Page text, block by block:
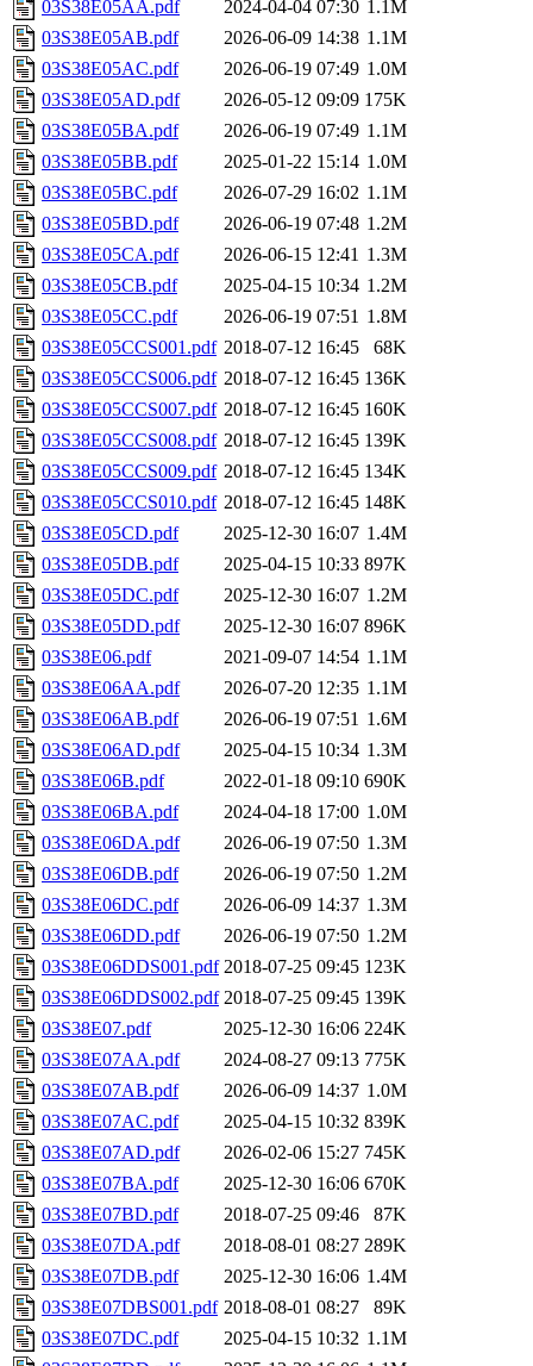
03S38E05AA.pdf 2024-04-04 07:30 1.1M
03S38E05AB.pdf
2026-06-09 14:38 1.1M
03S38E05AC.pdf
2026-06-19 07:49 1.0M
03S38E05AD.pdf
2026-05-12 09:09 175K
03S38E05BA.pdf
2026-06-19 07:49 1.1M
03S38E05BB.pdf
2025-01-22 15:14 1.0M
03S38E05BC.pdf
2026-07-29 16:02 1.1M
03S38E05BD.pdf
2026-06-19 07:48 1.2M
03S38E05CA.pdf
2026-06-15 12:41 1.3M
03S38E05CB.pdf
2025-04-15 10:34 1.2M
03S38E05CC.pdf
2026-06-19 07:51 1.8M
03S38E05CCS001.pdf 2018-07-12 16:45
68K
03S38E05CCS006.pdf 2018-07-12 16:45 136K
03S38E05CCS007.pdf 2018-07-12 16:45 160K
03S38E05CCS008.pdf 2018-07-12 16:45 139K
03S38E05CCS009.pdf 2018-07-12 16:45 134K
03S38E05CCS010.pdf 2018-07-12 16:45 148K
03S38E05CD.pdf
2025-12-30 16:07 1.4M
03S38E05DB.pdf
2025-04-15 10:33 897K
03S38E05DC.pdf
2025-12-30 16:07 1.2M
03S38E05DD.pdf
2025-12-30 16:07 896K
03S38E06.pdf
2021-09-07 14:54 1.1M
03S38E06AA.pdf
2026-07-20 12:35 1.1M
03S38E06AB.pdf
2026-06-19 07:51 1.6M
03S38E06AD.pdf
2025-04-15 10:34 1.3M
03S38E06B.pdf
2022-01-18 09:10 690K
03S38E06BA.pdf
2024-04-18 17:00 1.0M
03S38E06DA.pdf
2026-06-19 07:50 1.3M
03S38E06DB.pdf
2026-06-19 07:50 1.2M
03S38E06DC.pdf
2026-06-09 14:37 1.3M
03S38E06DD.pdf
2026-06-19 07:50 1.2M
03S38E06DDS001.pdf 2018-07-25 09:45 123K
03S38E06DDS002.pdf 2018-07-25 09:45 139K
03S38E07.pdf
2025-12-30 16:06 224K
03S38E07AA.pdf
2024-08-27 09:13 775K
03S38E07AB.pdf
2026-06-09 14:37 1.0M
03S38E07AC.pdf
2025-04-15 10:32 839K
03S38E07AD.pdf
2026-02-06 15:27 745K
03S38E07BA.pdf
2025-12-30 16:06 670K
03S38E07BD.pdf
2018-07-25 09:46
87K
03S38E07DA.pdf
2018-08-01 08:27 289K
03S38E07DB.pdf
2025-12-30 16:06 1.4M
03S38E07DBS001.pdf 2018-08-01 08:27
89K
03S38E07DC.pdf
2025-04-15 10:32 1.1M